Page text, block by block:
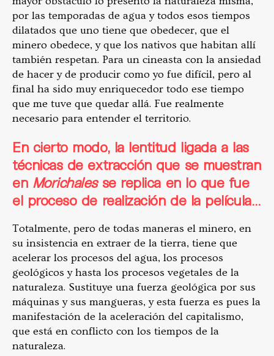
por las temporadas de agua y todos esos tiempos
dilatados que uno tiene que obedecer, que el
minero obedece, y que los nativos que habitan allí
también respetan. Para un cineasta con la ansiedad
de hacer y de producir como yo fue difícil, pero al
final ha sido muy enriquecedor todo ese tiempo
que me tuve que quedar allá. Fue realmente
necesario para entender el territorio.
En cierto modo, la lentitud ligada a las
técnicas de extracción que se muestran
en Morichales se replica en lo que fue
el proceso de realización de la película…
Totalmente, pero de todas maneras el minero, en
su insistencia en extraer de la tierra, tiene que
acelerar los procesos del agua, los procesos
geológicos y hasta los procesos vegetales de la
naturaleza. Sustituye una fuerza geológica por sus
máquinas y sus mangueras, y esta fuerza es pues la
manifestación de la aceleración del capitalismo,
que está en conflicto con los tiempos de la
naturaleza.